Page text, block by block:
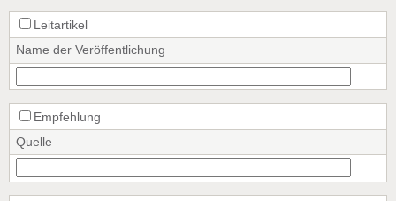
Leitartikel
Name der Veröffentlichung
Empfehlung
Quelle